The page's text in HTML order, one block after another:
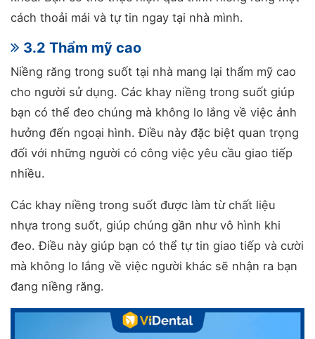
cách thoải mái và tự tin ngay tại nhà mình.
3.2 Thẩm mỹ cao
Niềng răng trong suốt tại nhà mang lại thẩm mỹ cao
cho người sử dụng. Các khay niềng trong suốt giúp
bạn có thể đeo chúng mà không lo lắng về việc ảnh
hưởng đến ngoại hình. Điều này đặc biệt quan trọng
đối với những người có công việc yêu cầu giao tiếp
nhiều.
Các khay niềng trong suốt được làm từ chất liệu
nhựa trong suốt, giúp chúng gần như vô hình khi
đeo. Điều này giúp bạn có thể tự tin giao tiếp và cười
mà không lo lắng về việc người khác sẽ nhận ra bạn
đang niềng răng.